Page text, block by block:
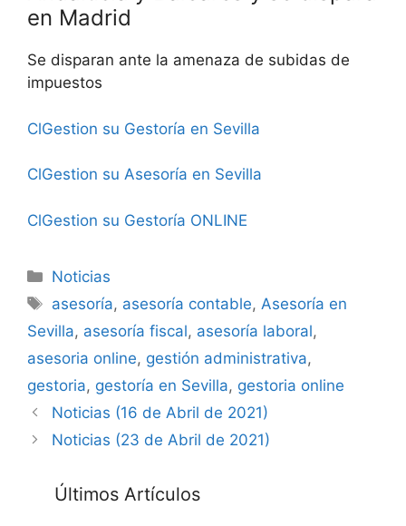
en Madrid
Se disparan ante la amenaza de subidas de
impuestos
ClGestion su Gestoría en Sevilla
ClGestion su Asesoría en Sevilla
ClGestion su Gestoría ONLINE
Categorías
Noticias
Etiquetas
asesoría, asesoría contable, Asesoría en
Sevilla, asesoría fiscal, asesoría laboral,
asesoria online, gestión administrativa,
gestoria, gestoría en Sevilla, gestoria online
Noticias (16 de Abril de 2021)
Noticias (23 de Abril de 2021)
Últimos Artículos